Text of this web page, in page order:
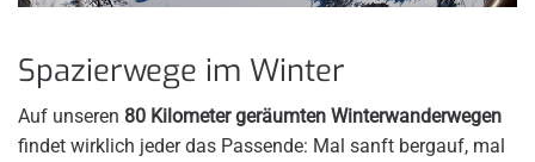
Spazierwege im Winter
Auf unseren 80 Kilometer geräumten Winterwanderwegen
findet wirklich jeder das Passende: Mal sanft bergauf, mal